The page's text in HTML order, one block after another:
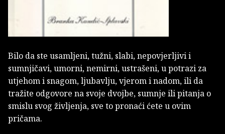
Bilo da ste usamljeni, tužni, slabi, nepovjerljivi i
sumnjičavi, umorni, nemirni, ustrašeni, u potrazi za
utjehom i snagom, ljubavlju, vjerom i nadom, ili da
tražite odgovore na svoje dvojbe, sumnje ili pitanja o
smislu svog življenja, sve to pronaći ćete u ovim
pričama.